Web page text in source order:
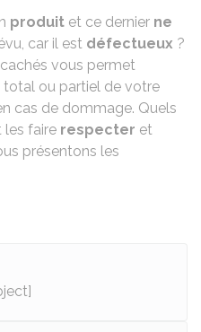
produit et ce dernier ne
car il est défectueux ?
vous permet
ou partiel de votre
cas de dommage. Quels
les faire respecter et
présentons les